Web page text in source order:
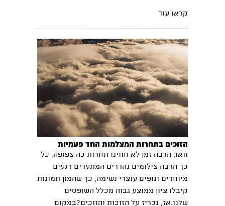
קראו עוד
הזוכים בתחרות המצלמות החד פעמיות
וואו, הרבה זמן לא חווינו תחרות כה צפופה, כל
כך הרבה צילומים נהדרים המתעדים רגעים
מיוחדים ונופים עוצרי נשימה, כך שהמון תמונות
קיבלו ציון ממוצע גבוה מכלל השופטים
שלנו.אז, נכריז על הזוכות והזוכים?במקום